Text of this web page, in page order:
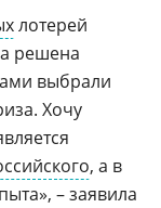
лотерей
решена
выбрали
Хочу
, а в
– заявила